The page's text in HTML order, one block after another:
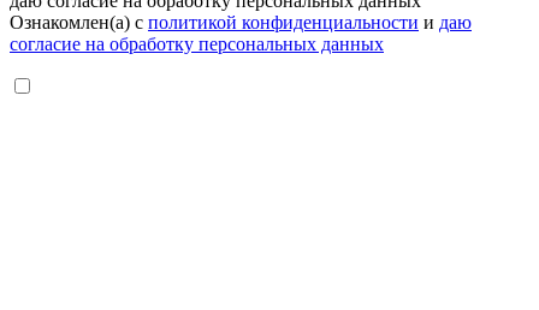
Ознакомлен(а) с политикой конфиденциальности и даю
согласие на обработку персональных данных